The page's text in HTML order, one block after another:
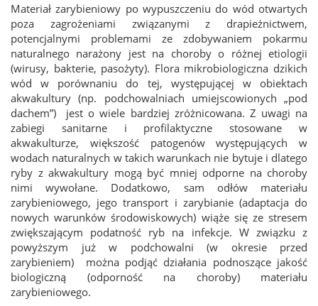
Materiał zarybieniowy po wypuszczeniu do wód otwartych
poza zagrożeniami związanymi z drapieżnictwem,
potencjalnymi problemami ze zdobywaniem pokarmu
naturalnego narażony jest na choroby o różnej etiologii
(wirusy, bakterie, pasożyty). Flora mikrobiologiczna dzikich
wód w porównaniu do tej, występującej w obiektach
akwakultury (np. podchowalniach umiejscowionych „pod
dachem”) jest o wiele bardziej zróżnicowana. Z uwagi na
zabiegi sanitarne i profilaktyczne stosowane w
akwakulturze, większość patogenów występujących w
wodach naturalnych w takich warunkach nie bytuje i dlatego
ryby z akwakultury mogą być mniej odporne na choroby
nimi wywołane. Dodatkowo, sam odłów materiału
zarybieniowego, jego transport i zarybianie (adaptacja do
nowych warunków środowiskowych) wiąże się ze stresem
zwiększającym podatność ryb na infekcje. W związku z
powyższym już w podchowalni (w okresie przed
zarybieniem) można podjąć działania podnoszące jakość
biologiczną (odporność na choroby) materiału
zarybieniowego.